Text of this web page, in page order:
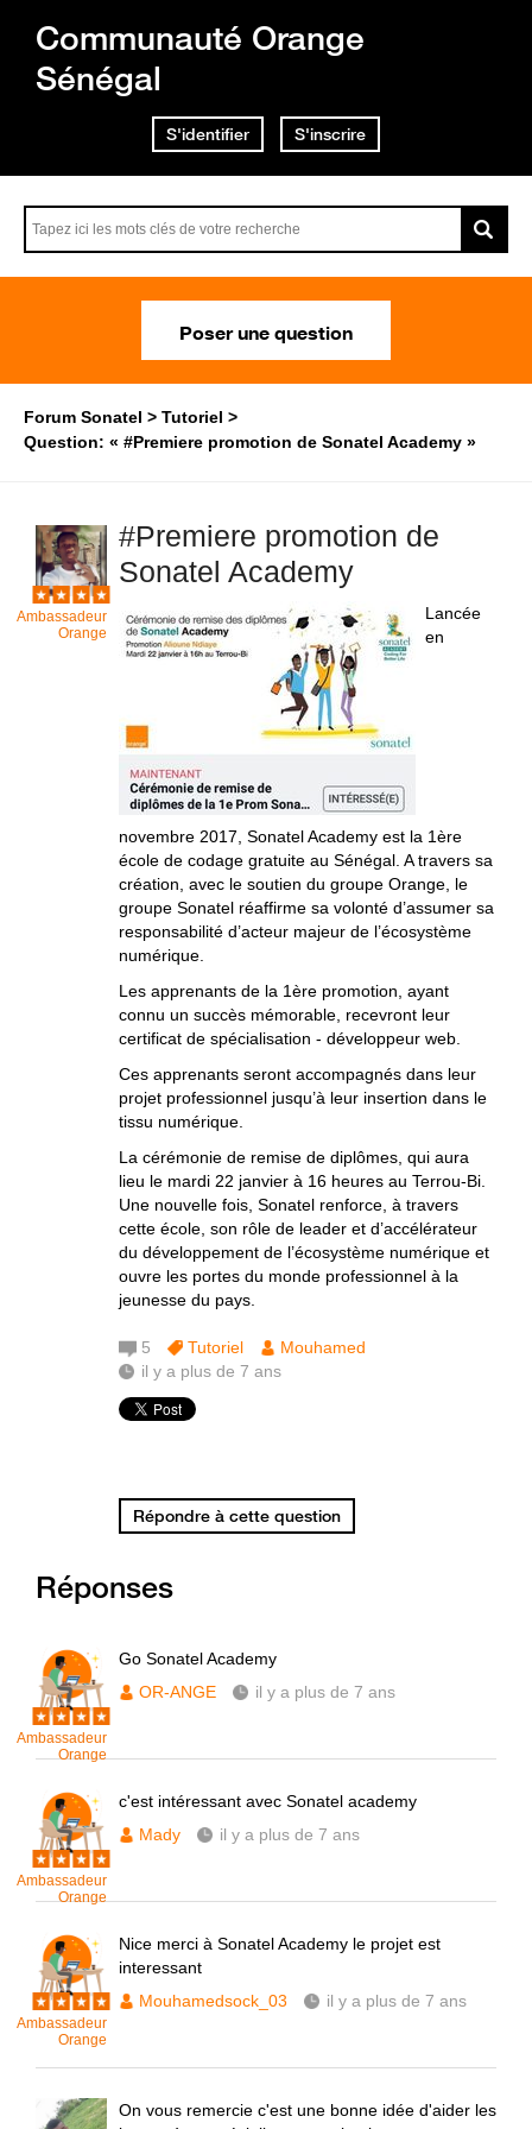
Communauté Orange
Sénégal
S'identifier S'inscrire
Poser une question
Forum Sonatel
Tutoriel
Question: « #Premiere promotion de Sonatel Academy »
#Premiere promotion de
Sonatel Academy
Lancée
en
novembre 2017, Sonatel Academy est la 1ère
école de codage gratuite au Sénégal. A travers sa
création, avec le soutien du groupe Orange, le
groupe Sonatel réaffirme sa volonté d’assumer sa
responsabilité d’acteur majeur de l’écosystème
numérique.
Les apprenants de la 1ère promotion, ayant
connu un succès mémorable, recevront leur
certificat de spécialisation - développeur web.
Ces apprenants seront accompagnés dans leur
projet professionnel jusqu’à leur insertion dans le
tissu numérique.
La cérémonie de remise de diplômes, qui aura
lieu le mardi 22 janvier à 16 heures au Terrou-Bi.
Une nouvelle fois, Sonatel renforce, à travers
cette école, son rôle de leader et d’accélérateur
du développement de l’écosystème numérique et
ouvre les portes du monde professionnel à la
jeunesse du pays.
Ambassadeur
Orange
5 Tutoriel
Mouhamed
il y a plus de 7 ans
Répondre à cette question
Réponses
Ambassadeur
Orange
Go Sonatel Academy
OR-ANGE
il y a plus de 7 ans
Ambassadeur
Orange
c'est intéressant avec Sonatel academy
Mady
il y a plus de 7 ans
Ambassadeur
Orange
Nice merci à Sonatel Academy le projet est
interessant
Mouhamedsock_03
il y a plus de 7 ans
On vous remercie c'est une bonne idée d'aider les